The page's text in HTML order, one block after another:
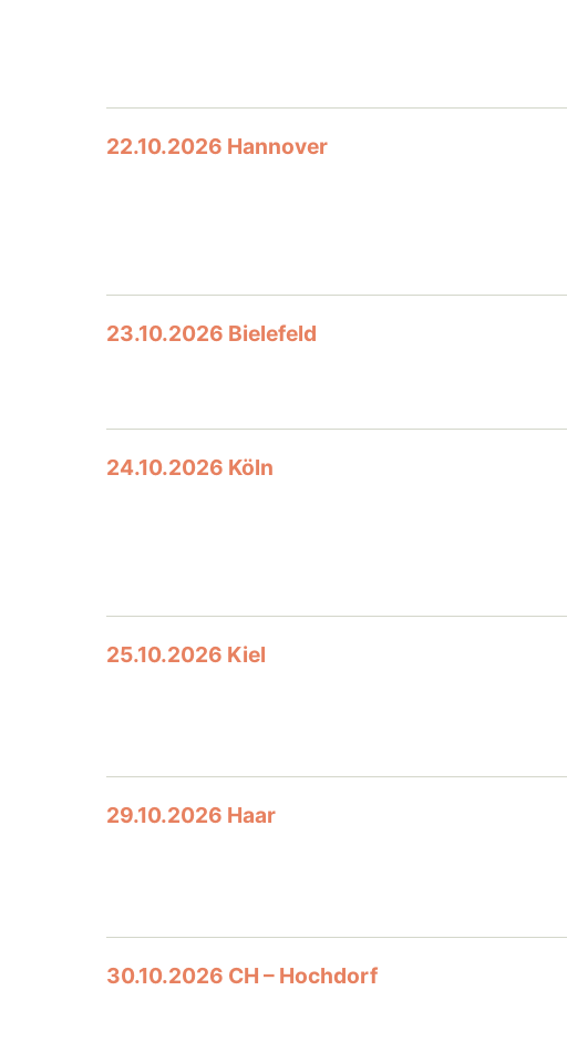
22.10.2026 Hannover
23.10.2026 Bielefeld
24.10.2026 Köln
25.10.2026 Kiel
29.10.2026 Haar
30.10.2026 CH – Hochdorf